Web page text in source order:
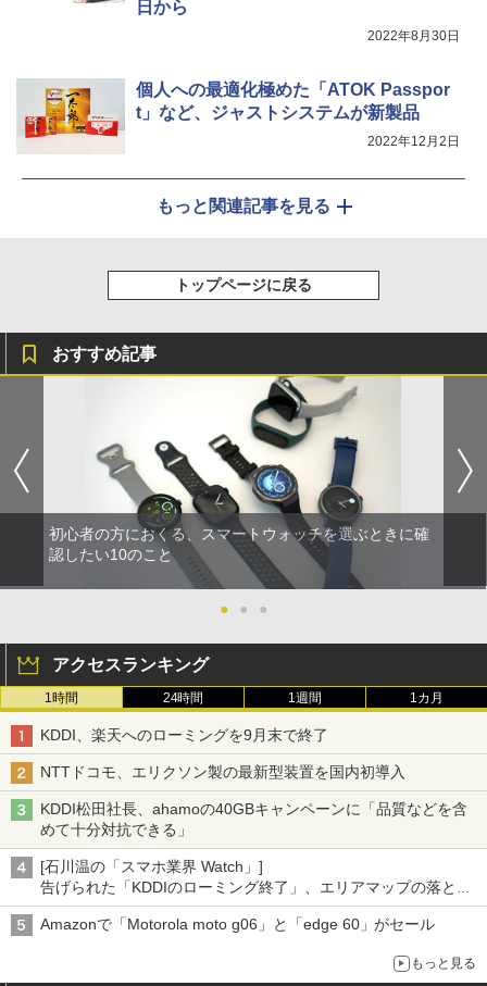
日から
2022年8月30日
個人への最適化極めた「ATOK Passpor
t」など、ジャストシステムが新製品
2022年12月2日
もっと関連記事を見る
トップページに戻る
おすすめ記事
初心者の方におくる、スマートウォッチを選ぶときに確
認したい10のこと
● ● ●
アクセスランキング
1時間 24時間 1週間 1カ月
KDDI、楽天へのローミングを9月末で終了
NTTドコモ、エリクソン製の最新型装置を国内初導入
KDDI松田社長、ahamoの40GBキャンペーンに「品質などを含
めて十分対抗できる」
[石川温の「スマホ業界 Watch」]
告げられた「KDDIのローミング終了」、エリアマップの落とし
穴と楽天モバイルの課題
Amazonで「Motorola moto g06」と「edge 60」がセール
もっと見る